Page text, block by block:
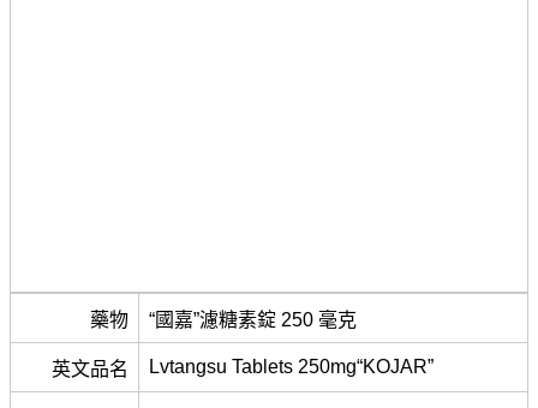
藥物 “國嘉”濾糖素錠 250 毫克
英文品名 Lvtangsu Tablets 250mg“KOJAR”